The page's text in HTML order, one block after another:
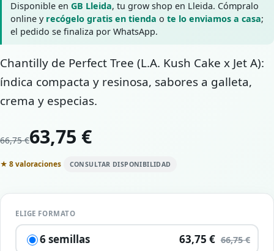
Disponible enGB Lleida, tu grow shop en Lleida. Cómpralo
online y recógelo gratis en tienda ote lo enviamos a casa;
el pedido se finaliza por WhatsApp.
Chantilly de Perfect Tree (L.A. Kush Cake x Jet A):
índica compacta y resinosa, sabores a galleta,
crema y especias.
66,75 €63,75 €
★ 8 valoraciones CONSULTAR DISPONIBILIDAD
ELIGE FORMATO
6 semillas 63,75 € 66,75 €